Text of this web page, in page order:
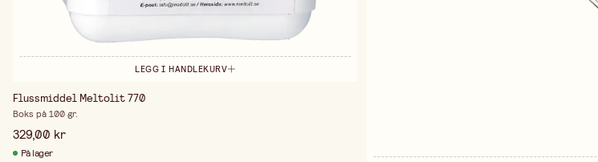
LEGG I HANDLEKURV
Flussmiddel Meltolit 770
Boks på 100 gr.
329,00 kr
På lager